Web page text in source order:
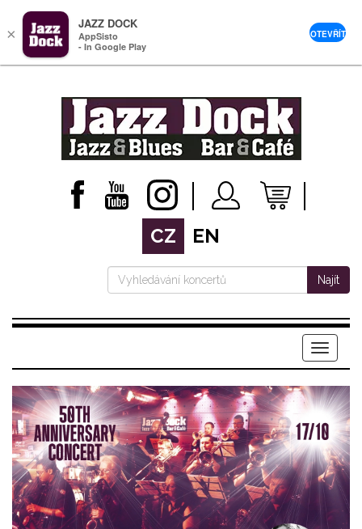
CZ EN
Najít
Menu
×
JAZZ DOCK
AppSisto
- In Google Play
OTEVŘÍT